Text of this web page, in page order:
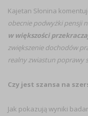
Kajetan Słonina
obecnie podwyżki pensji
w większości
zwiększenie dochodów
realny zwiastun poprawy
Czy jest szansa na
Jak pokazują wyniki